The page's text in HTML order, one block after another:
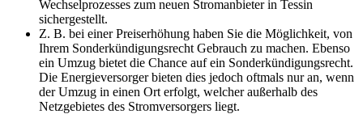
Wechselprozesses zum neuen Stromanbieter in Tessin
sichergestellt.
Z. B. bei einer Preiserhöhung haben Sie die Möglichkeit, von
Ihrem Sonderkündigungsrecht Gebrauch zu machen. Ebenso
ein Umzug bietet die Chance auf ein Sonderkündigungsrecht.
Die Energieversorger bieten dies jedoch oftmals nur an, wenn
der Umzug in einen Ort erfolgt, welcher außerhalb des
Netzgebietes des Stromversorgers liegt.